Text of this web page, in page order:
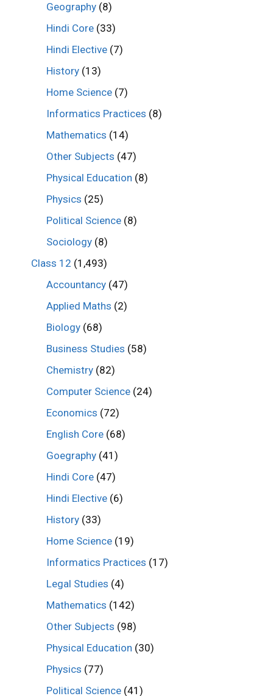
Geography (8)
Hindi Core (33)
Hindi Elective (7)
History (13)
Home Science (7)
Informatics Practices (8)
Mathematics (14)
Other Subjects (47)
Physical Education (8)
Physics (25)
Political Science (8)
Sociology (8)
Class 12 (1,493)
Accountancy (47)
Applied Maths (2)
Biology (68)
Business Studies (58)
Chemistry (82)
Computer Science (24)
Economics (72)
English Core (68)
Goegraphy (41)
Hindi Core (47)
Hindi Elective (6)
History (33)
Home Science (19)
Informatics Practices (17)
Legal Studies (4)
Mathematics (142)
Other Subjects (98)
Physical Education (30)
Physics (77)
Political Science (41)